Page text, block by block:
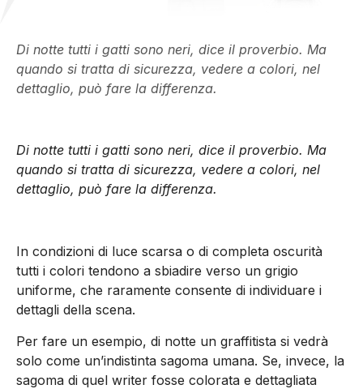
Di notte tutti i gatti sono neri, dice il proverbio. Ma
quando si tratta di sicurezza, vedere a colori, nel
dettaglio, può fare la differenza.
Di notte tutti i gatti sono neri, dice il proverbio. Ma
quando si tratta di sicurezza, vedere a colori, nel
dettaglio, può fare la differenza.
In condizioni di luce scarsa o di completa oscurità
tutti i colori tendono a sbiadire verso un grigio
uniforme, che raramente consente di individuare i
dettagli della scena.
Per fare un esempio, di notte un graffitista si vedrà
solo come un’indistinta sagoma umana. Se, invece, la
sagoma di quel writer fosse colorata e dettagliata